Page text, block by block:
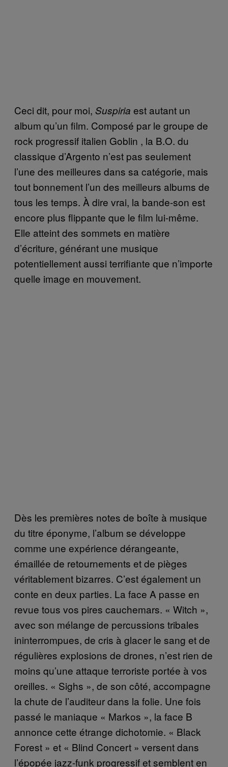
Ceci dit, pour moi, Suspiria est autant un
album qu’un film. Composé par le groupe de
rock progressif italien Goblin , la B.O. du
classique d’Argento n’est pas seulement
l’une des meilleures dans sa catégorie, mais
tout bonnement l’un des meilleurs albums de
tous les temps. À dire vrai, la bande-son est
encore plus flippante que le film lui-même.
Elle atteint des sommets en matière
d’écriture, générant une musique
potentiellement aussi terrifiante que n’importe
quelle image en mouvement.
Dès les premières notes de boîte à musique
du titre éponyme, l’album se développe
comme une expérience dérangeante,
émaillée de retournements et de pièges
véritablement bizarres. C’est également un
conte en deux parties. La face A passe en
revue tous vos pires cauchemars. « Witch »,
avec son mélange de percussions tribales
ininterrompues, de cris à glacer le sang et de
régulières explosions de drones, n’est rien de
moins qu’une attaque terroriste portée à vos
oreilles. « Sighs », de son côté, accompagne
la chute de l’auditeur dans la folie. Une fois
passé le maniaque « Markos », la face B
annonce cette étrange dichotomie. « Black
Forest » et « Blind Concert » versent dans
l’épopée jazz-funk progressif et semblent en